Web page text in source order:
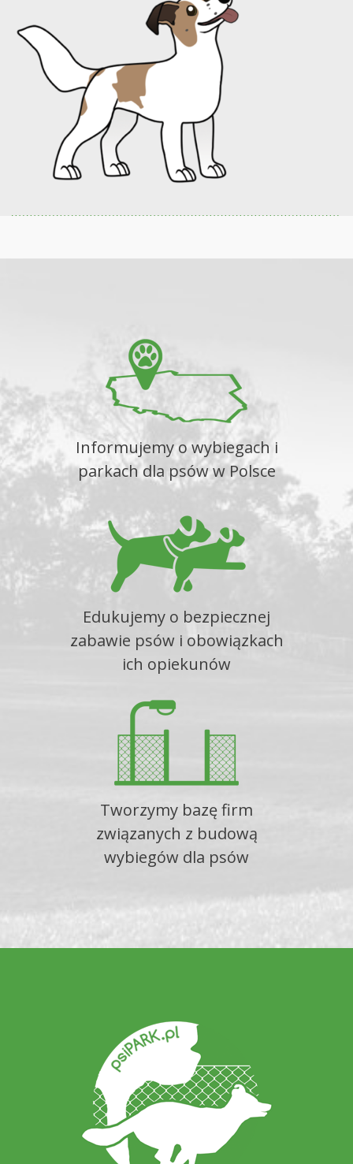
Informujemy o wybiegach i
parkach dla psów w Polsce
Edukujemy o bezpiecznej
zabawie psów i obowiązkach
ich opiekunów
Tworzymy bazę firm
związanych z budową
wybiegów dla psów